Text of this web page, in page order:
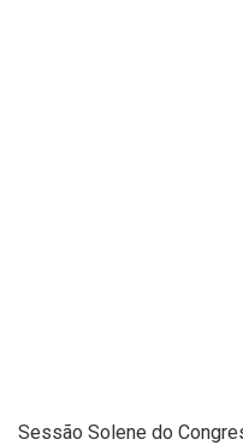
Sessão Solene do